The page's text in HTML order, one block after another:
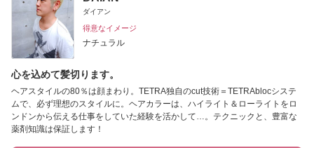
ダイアン
得意なイメージ
ナチュラル
心を込めて髪切ります。
ヘアスタイルの80％は顔まわり。TETRA独自のcut技術＝TETRAblocシステ
ムで、必ず理想のスタイルに。ヘアカラーは、ハイライト＆ローライトをロ
ンドンから伝える仕事をしていた経験を活かして…。テクニックと、豊富な
薬剤知識は保証します！